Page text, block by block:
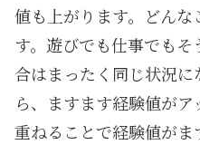
値も上がります。どん
す。遊びでも仕事でも
合はまったく同じ状況
ら、ますます経験値が
重ねることで経験値がま